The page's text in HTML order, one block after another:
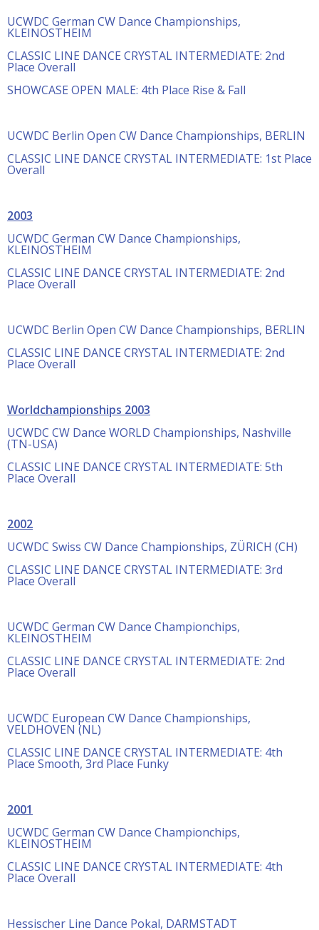
UCWDC German CW Dance Championships,
KLEINOSTHEIM
CLASSIC LINE DANCE CRYSTAL INTERMEDIATE: 2nd
Place Overall
SHOWCASE OPEN MALE: 4th Place Rise & Fall
UCWDC Berlin Open CW Dance Championships, BERLIN
CLASSIC LINE DANCE CRYSTAL INTERMEDIATE: 1st Place
Overall
2003
UCWDC German CW Dance Championships,
KLEINOSTHEIM
CLASSIC LINE DANCE CRYSTAL INTERMEDIATE: 2nd
Place Overall
UCWDC Berlin Open CW Dance Championships, BERLIN
CLASSIC LINE DANCE CRYSTAL INTERMEDIATE: 2nd
Place Overall
Worldchampionships 2003
UCWDC CW Dance WORLD Championships, Nashville
(TN-USA)
CLASSIC LINE DANCE CRYSTAL INTERMEDIATE: 5th
Place Overall
2002
UCWDC Swiss CW Dance Championships, ZÜRICH (CH)
CLASSIC LINE DANCE CRYSTAL INTERMEDIATE: 3rd
Place Overall
UCWDC German CW Dance Championchips,
KLEINOSTHEIM
CLASSIC LINE DANCE CRYSTAL INTERMEDIATE: 2nd
Place Overall
UCWDC European CW Dance Championships,
VELDHOVEN (NL)
CLASSIC LINE DANCE CRYSTAL INTERMEDIATE: 4th
Place Smooth, 3rd Place Funky
2001
UCWDC German CW Dance Championchips,
KLEINOSTHEIM
CLASSIC LINE DANCE CRYSTAL INTERMEDIATE: 4th
Place Overall
Hessischer Line Dance Pokal, DARMSTADT